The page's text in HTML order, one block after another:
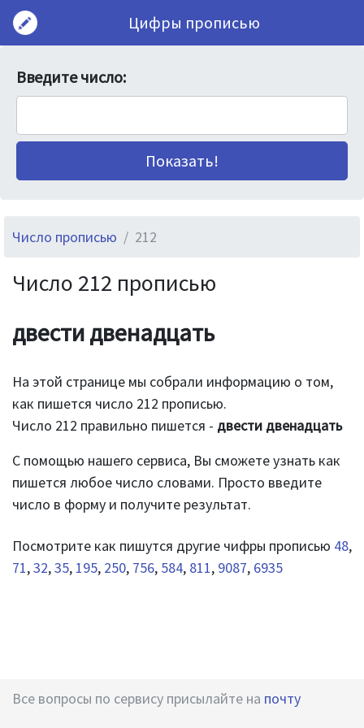
Цифры прописью
Введите число:
Число прописью 212
Число 212 прописью
двести двенадцать
На этой странице мы собрали информацию о том,
как пишется число 212 прописью.
Число 212 правильно пишется - двести двенадцать
С помощью нашего сервиса, Вы сможете узнать как
пишется любое число словами. Просто введите
число в форму и получите результат.
Посмотрите как пишутся другие чифры прописью 48,
71,32,35, 195, 250, 756, 584, 811, 9087, 6935
Все вопросы по сервису присылайте на почту